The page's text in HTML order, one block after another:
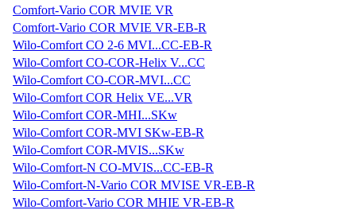
Comfort-Vario COR MVIE VR
Comfort-Vario COR MVIE VR-EB-R
Wilo-Comfort CO 2-6 MVI...CC-EB-R
Wilo-Comfort CO-COR-Helix V...CC
Wilo-Comfort CO-COR-MVI...CC
Wilo-Comfort COR Helix VE...VR
Wilo-Comfort COR-MHI...SKw
Wilo-Comfort COR-MVI SKw-EB-R
Wilo-Comfort COR-MVIS...SKw
Wilo-Comfort-N CO-MVIS...CC-EB-R
Wilo-Comfort-N-Vario COR MVISE VR-EB-R
Wilo-Comfort-Vario COR MHIE VR-EB-R